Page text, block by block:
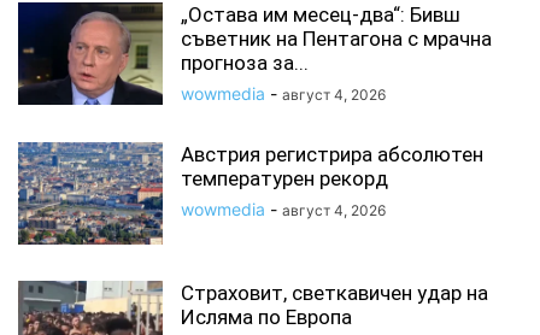
„Остава им месец-два“: Бивш
съветник на Пентагона с мрачна
прогноза за...
wowmedia - август 4, 2026
Австрия регистрира абсолютен
температурен рекорд
wowmedia - август 4, 2026
Страховит, светкавичен удар на
Исляма по Европа